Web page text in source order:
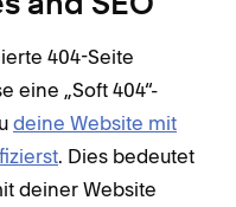
404-Seite
eine „Soft 404“-
deine Website mit
. Dies bedeutet
deiner Website